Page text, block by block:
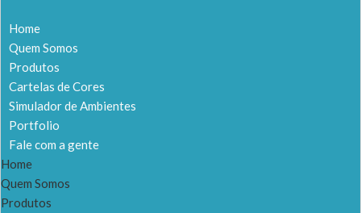
Home
Quem Somos
Produtos
Cartelas de Cores
Simulador de Ambientes
Portfolio
Fale com a gente
Home
Quem Somos
Produtos